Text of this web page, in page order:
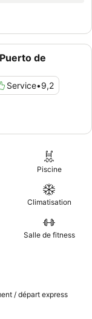
de
Service•9,2
Piscine
Climatisation
Salle de fitness
/ départ express